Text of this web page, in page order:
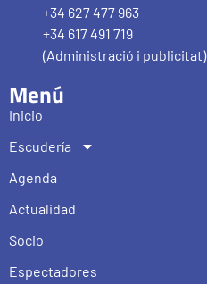
+34 627 477 963
+34 617 491 719
(Administració i publicitat)
Menú
Inicio
Escudería
Agenda
Actualidad
Socio
Espectadores